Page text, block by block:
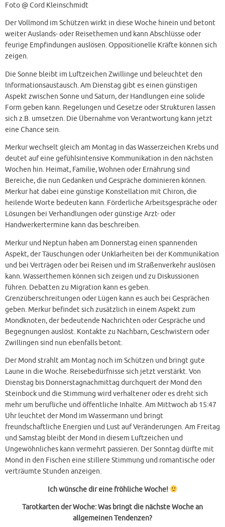
Foto @ Cord Kleinschmidt
Der Vollmond im Schützen wirkt in diese Woche hinein und betont
weiter Auslands- oder Reisethemen und kann Abschlüsse oder
feurige Empfindungen auslösen. Oppositionelle Kräfte können sich
zeigen.
Die Sonne bleibt im Luftzeichen Zwillinge und beleuchtet den
Informationsaustausch. Am Dienstag gibt es einen günstigen
Aspekt zwischen Sonne und Saturn, der Handlungen eine solide
Form geben kann. Regelungen und Gesetze oder Strukturen lassen
sich z.B. umsetzen. Die Übernahme von Verantwortung kann jetzt
eine Chance sein.
Merkur wechselt gleich am Montag in das Wasserzeichen Krebs und
deutet auf eine gefühlsintensive Kommunikation in den nächsten
Wochen hin. Heimat, Familie, Wohnen oder Ernährung sind
Bereiche, die nun Gedanken und Gespräche dominieren können.
Merkur hat dabei eine günstige Konstellation mit Chiron, die
heilende Worte bedeuten kann. Förderliche Arbeitsgespräche oder
Lösungen bei Verhandlungen oder günstige Arzt- oder
Handwerkertermine kann das beschreiben.
Merkur und Neptun haben am Donnerstag einen spannenden
Aspekt, der Täuschungen oder Unklarheiten bei der Kommunikation
und bei Verträgen oder bei Reisen und im Straßenverkehr auslösen
kann. Wasserthemen können sich zeigen und zu Diskussionen
führen. Debatten zu Migration kann es geben.
Grenzüberschreitungen oder Lügen kann es auch bei Gesprächen
geben. Merkur befindet sich zusätzlich in einem Aspekt zum
Mondknoten, der bedeutende Nachrichten oder Gespräche und
Begegnungen auslöst. Kontakte zu Nachbarn, Geschwistern oder
Zwillingen sind nun ebenfalls betont.
Der Mond strahlt am Montag noch im Schützen und bringt gute
Laune in die Woche. Reisebedürfnisse sich jetzt verstärkt. Von
Dienstag bis Donnerstagnachmittag durchquert der Mond den
Steinbock und die Stimmung wird verhaltener oder es dreht sich
mehr um berufliche und öffentliche Inhalte. Am Mittwoch ab 15:47
Uhr leuchtet der Mond im Wassermann und bringt
freundschaftliche Energien und Lust auf Veränderungen. Am Freitag
und Samstag bleibt der Mond in diesem Luftzeichen und
Ungewöhnliches kann vermehrt passieren. Der Sonntag dürfte mit
Mond in den Fischen eine stillere Stimmung und romantische oder
verträumte Stunden anzeigen.
Ich wünsche dir eine fröhliche Woche!
Tarotkartender Woche: Was bringt die nächste Woche an
allgemeinen Tendenzen?